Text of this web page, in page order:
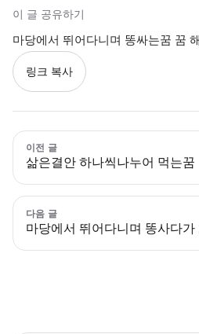
이 글 공유하기
마당에서 뛰어다니며 똥싸는꿈 꿈
링크 복사
이전 글
삶은결안 하나씩나누어 먹는꿈
다음 글
마당에서 뛰어다니며 똥사다